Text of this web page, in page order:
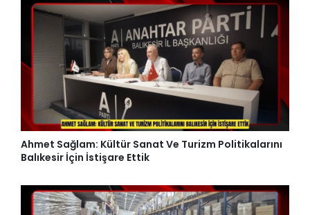
Ahmet Sağlam: Kültür Sanat Ve Turizm Politikalarını
Balıkesir İçin İstişare Ettik